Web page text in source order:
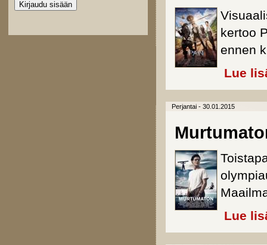
kertoo
ennen
Lue
Perjantai - 30.01.2015
Lue